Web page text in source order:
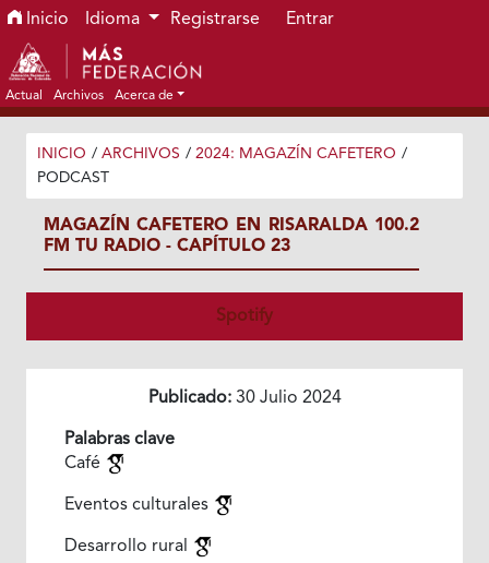
Ir al menú de navegación principal
Ir al contenido principal
Ir al pie de página del sitio
Inicio Idioma Registrarse Entrar
Actual Archivos Acerca de
INICIO / ARCHIVOS / 2024: MAGAZÍN CAFETERO /
PODCAST
MAGAZÍN CAFETERO EN RISARALDA 100.2
FM TU RADIO - CAPÍTULO 23
Spotify
Publicado:30 Julio 2024
Palabras clave
Café
Eventos culturales
Desarrollo rural